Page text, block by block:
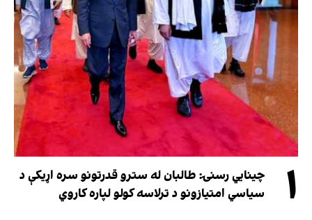
۱
چینایي رسنۍ: طالبان له سترو قدرتونو سره اړیکې د
سیاسي امتیازونو د ترلاسه کولو لپاره کاروي